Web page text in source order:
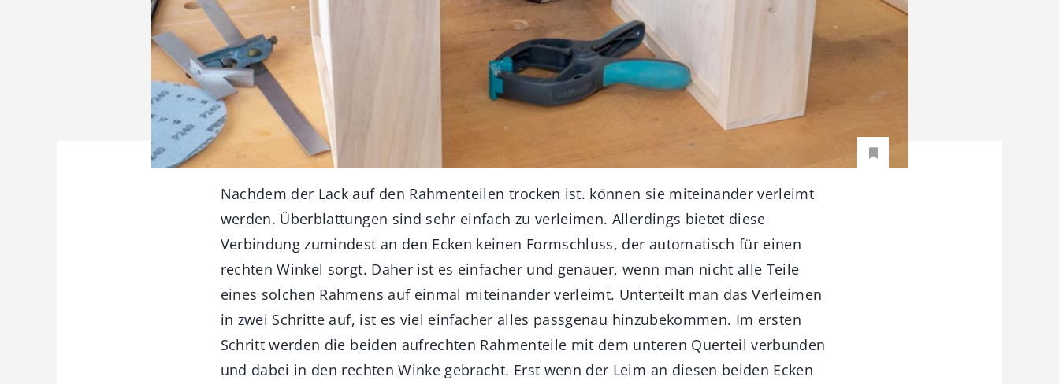
Nachdem der Lack auf den Rahmenteilen trocken ist. können sie miteinander verleimt
werden. Überblattungen sind sehr einfach zu verleimen. Allerdings bietet diese
Verbindung zumindest an den Ecken keinen Formschluss, der automatisch für einen
rechten Winkel sorgt. Daher ist es einfacher und genauer, wenn man nicht alle Teile
eines solchen Rahmens auf einmal miteinander verleimt. Unterteilt man das Verleimen
in zwei Schritte auf, ist es viel einfacher alles passgenau hinzubekommen. Im ersten
Schritt werden die beiden aufrechten Rahmenteile mit dem unteren Querteil verbunden
und dabei in den rechten Winke gebracht. Erst wenn der Leim an diesen beiden Ecken